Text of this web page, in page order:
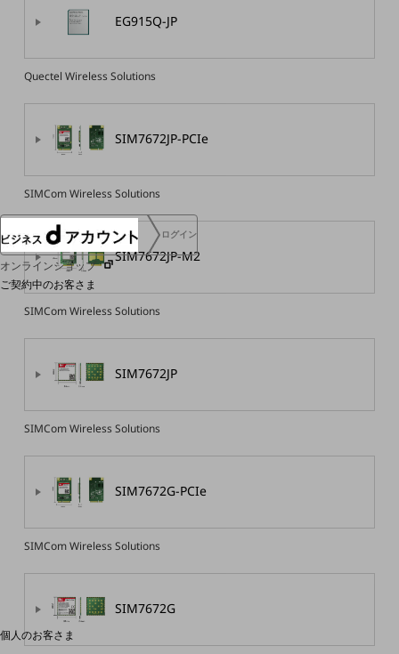
経験者採用
人材育成制度
広告・協賛
ログイン
オンラインショップ
ご契約中のお客さま
ご契約中サービスの一元管理
Web明細(ビリングステーション)
Web明細(My docomo)
個人のお客さま
EG915Q-JP
Quectel Wireless Solutions
SIM7672JP-PCIe
SIMCom Wireless Solutions
SIM7672JP-M2
SIMCom Wireless Solutions
SIM7672JP
SIMCom Wireless Solutions
SIM7672G-PCIe
SIMCom Wireless Solutions
SIM7672G